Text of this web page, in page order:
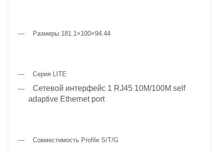
Размеры 181.1×100×94.44
Серия LITE
Сетевой интерфейс 1 RJ45 10M/100M self
adaptive Ethernet port
Совместимость Profile S/T/G